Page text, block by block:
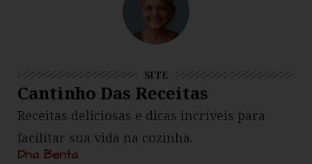
SITE
Cantinho Das Receitas
Receitas deliciosas e dicas incríveis para
facilitar sua vida na cozinha.
Dna Benta